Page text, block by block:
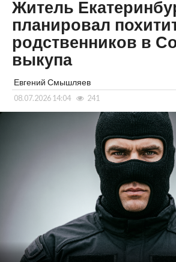
Житель
планировал
родственников в
выкупа
Евгений Смышляев
08.07.2026 14:04 241